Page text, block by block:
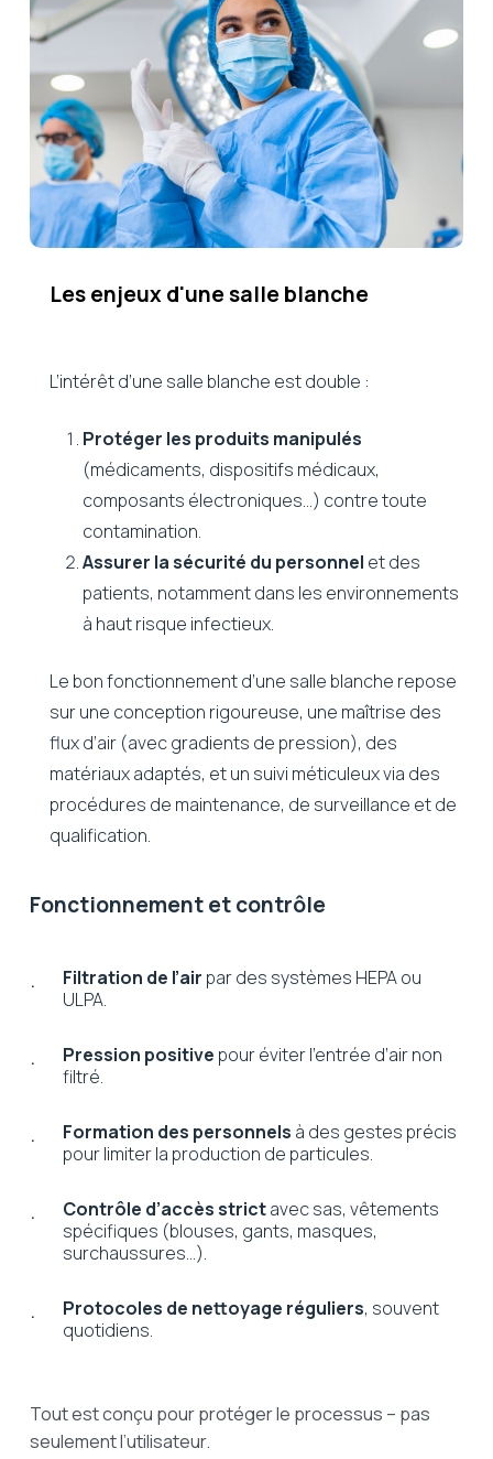
Les enjeux d'unesalle blanche
L’intérêt d’une salle blanche est double :
Protéger les produits manipulés
(médicaments, dispositifs médicaux,
composants électroniques…) contre toute
contamination.
Assurer la sécurité du personnel et des
patients, notamment dans les environnements
à haut risque infectieux.
Le bon fonctionnement d’une salle blanche repose
sur une conception rigoureuse, une maîtrise des
flux d’air (avec gradients de pression), des
matériaux adaptés, et un suivi méticuleux via des
procédures de maintenance, de surveillance et de
qualification.
Fonctionnementetcontrôle
Filtration de l’air par des systèmes HEPA ou
ULPA.
Pression positive pour éviter l’entrée d’air non
filtré.
Formation des personnels à des gestes précis
pour limiter la production de particules.
Contrôle d’accès strictavec sas, vêtements
spécifiques (blouses, gants, masques,
surchaussures…).
Protocoles de nettoyage réguliers, souvent
quotidiens.
Tout est conçu pour protéger le processus – pas
seulement l’utilisateur.